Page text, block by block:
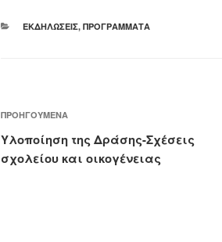
ΚΑΤΗΓΟΡΊΕΣ
ΕΚΔΗΛΏΣΕΙΣ, ΠΡΟΓΡΆΜΜΑΤΑ
Πλοήγηση
άρθρων
Προηγούμενο
άρθρο
ΠΡΟΗΓΟΎΜΕΝΑ
Υλοποίηση της Δράσης-Σχέσεις
σχολείου και οικογένειας